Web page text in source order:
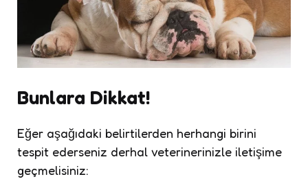
Bunlara Dikkat!
Eğer aşağıdaki belirtilerden herhangi birini
tespit ederseniz derhal veterinerinizle iletişime
geçmelisiniz: